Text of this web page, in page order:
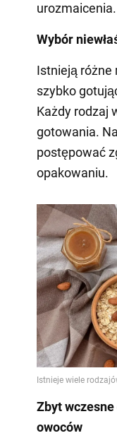
urozmaicenia.
Wybór
Istnieją różne
szybko
Każdy rodzaj
gotowania.
postępować
opakowaniu.
Zbyt
owoców